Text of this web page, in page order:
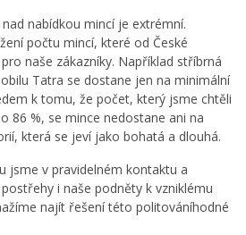
nabídkou mincí je extrémní.
počtu mincí, které od České
naše zákazníky. Například stříbrná
Tatra se dostane jen na minimální
k tomu, že počet, který jsme chtěli
86 %, se mince nedostane ani na
která se jeví jako bohatá a dlouhá.
jsme v pravidelném kontaktu a
i naše podněty k vzniklému
najít řešení této politováníhodné